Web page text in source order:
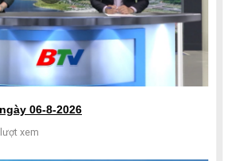
06-8-2026
xem